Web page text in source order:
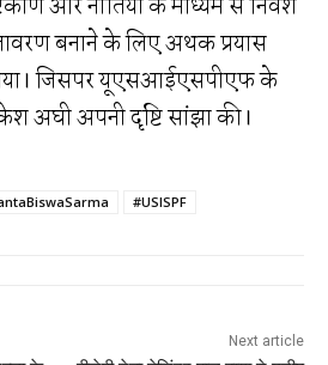
बनाने के लिए अथक प्रयास
जिसपर यूएसआईएसपीएफ के
अघी अपनी दृष्टि सांझा की।
#USISPF
Next article